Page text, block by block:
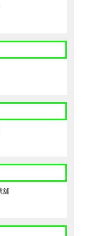
舖